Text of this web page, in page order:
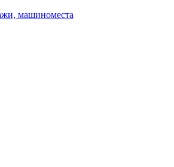
машиноместа